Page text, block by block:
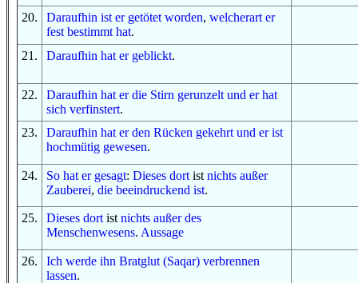
20. Daraufhin ist er getötet worden, welcherart er
fest bestimmt hat.
21 . Daraufhin hat er geblickt.
22. Daraufhin hat er die Stirn gerunzelt und er hat
sich verfinstert.
23. Daraufhin hat er den Rücken gekehrt und er ist
hochmütig gewesen.
24. So hat er gesagt: Dieses dort ist nichts außer
Zauberei, die beeindruckend ist.
25. Dieses dort ist nichts außer des
Menschenwesens. Aussage
26. Ich werde ihn Bratglut (Saqar) verbrennen
lassen.